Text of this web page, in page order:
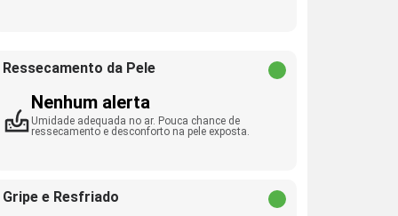
Ressecamento da Pele
Nenhum alerta
Umidade adequada no ar. Pouca chance de
ressecamento e desconforto na pele exposta.
Gripe e Resfriado